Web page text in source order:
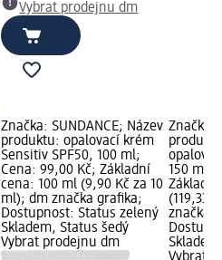
Vybrat prodejnu dm
Značka: SUNDANCE; Název
produktu: opalovací krém
Sensitiv SPF50, 100 ml;
Cena: 99,00 Kč; Základní
cena: 100 ml (9,90 Kč za 10
ml); dm značka grafika;
Dostupnost: Status zelený
Skladem, Status šedý
Vybrat prodejnu dm
Značka:
150 ml;
(119,33
značka